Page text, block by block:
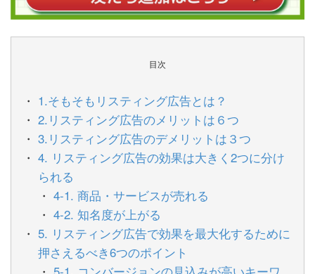
目次
1.そもそもリスティング広告とは？
2.リスティング広告のメリットは６つ
3.リスティング広告のデメリットは３つ
4. リスティング広告の効果は大きく2つに分け
られる
4-1. 商品・サービスが売れる
4-2. 知名度が上がる
5. リスティング広告で効果を最大化するために
押さえるべき6つのポイント